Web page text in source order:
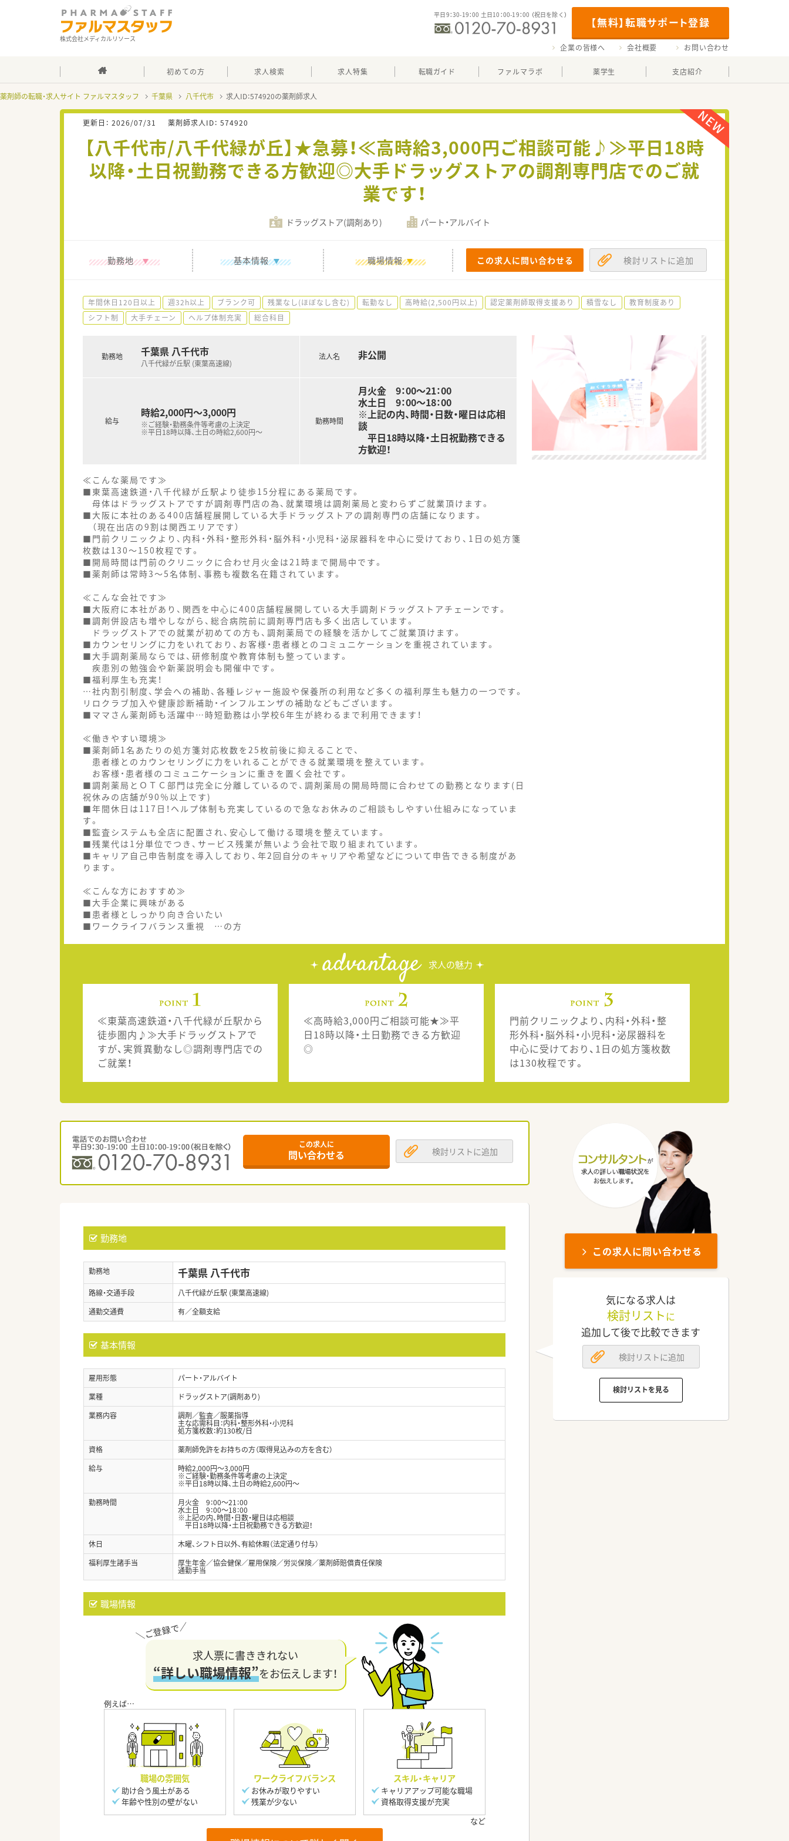
株式会社メディカルリソース
【無料】転職サポート登録
平日9：30-19：00 土日10：00-19：00 （祝日を除く）
企業の皆様へ 会社概要 お問い合わせ
初めての方 求人検索 求人特集 転職ガイド ファルマラボ 薬学生 支店紹介
薬剤師の転職・求人サイト ファルマスタッフ 千葉県 八千代市 求人ID：574920の薬剤師求人
更新日： 2026/07/31 薬剤師求人ID： 574920
【八千代市/八千代緑が丘】★急募！≪高時給3,000円ご相談可能♪≫平日18時
以降・土日祝勤務できる方歓迎◎大手ドラッグストアの調剤専門店でのご就
業です！
ドラッグストア(調剤あり) パート・アルバイト
勤務地 基本情報 職場情報 この求人に問い合わせる 検討リストに追加
年間休日120日以上 週32h以上 ブランク可 残業なし(ほぼなし含む) 転勤なし 高時給(2,500円以上) 認定薬剤師取得支援あり 積雪なし
教育制度あり
シフト制
大手チェーン ヘルプ体制充実 総合科目
勤務地 千葉県 八千代市
八千代緑が丘駅 (東葉高速線)
給与
時給2,000円～3,000円
※ご経験・勤務条件等考慮の上決定
※平日18時以降、土日の時給2,600円～
法人名 非公開
勤務時間
月火金 9：00～21：00
水土日 9：00～18：00
※上記の内、時間・日数・曜日は応相
談
平日18時以降・土日祝勤務できる
方歓迎！
≪こんな薬局です≫
■東葉高速鉄道・八千代緑が丘駅より徒歩15分程にある薬局です。
母体はドラッグストアですが調剤専門店の為、就業環境は調剤薬局と変わらずご就業頂けます。
■大阪に本社のある400店舗程展開している大手ドラッグストアの調剤専門の店舗になります。
（現在出店の9割は関西エリアです）
■門前クリニックより、内科・外科・整形外科・脳外科・小児科・泌尿器科を中心に受けており、1日の処方箋
枚数は130～150枚程です。
■開局時間は門前のクリニックに合わせ月火金は21時まで開局中です。
■薬剤師は常時3～5名体制、事務も複数名在籍されています。
≪こんな会社です≫
■大阪府に本社があり、関西を中心に400店舗程展開している大手調剤ドラッグストアチェーンです。
■調剤併設店も増やしながら、総合病院前に調剤専門店も多く出店しています。
ドラッグストアでの就業が初めての方も、調剤薬局での経験を活かしてご就業頂けます。
■カウンセリングに力をいれており、お客様・患者様とのコミュニケーションを重視されています。
■大手調剤薬局ならでは、研修制度や教育体制も整っています。
疾患別の勉強会や新薬説明会も開催中です。
■福利厚生も充実！
…社内割引制度、学会への補助、各種レジャー施設や保養所の利用など多くの福利厚生も魅力の一つです。
リロクラブ加入や健康診断補助・インフルエンザの補助などもございます。
■ママさん薬剤師も活躍中…時短勤務は小学校6年生が終わるまで利用できます！
≪働きやすい環境≫
■薬剤師1名あたりの処方箋対応枚数を25枚前後に抑えることで、
患者様とのカウンセリングに力をいれることができる就業環境を整えています。
お客様・患者様のコミュニケーションに重きを置く会社です。
■調剤薬局とＯＴＣ部門は完全に分離しているので、調剤薬局の開局時間に合わせての勤務となります(日
祝休みの店舗が90％以上です)
■年間休日は117日！ヘルプ体制も充実しているので急なお休みのご相談もしやすい仕組みになっていま
す。
■監査システムも全店に配置され、安心して働ける環境を整えています。
■残業代は1分単位でつき、サービス残業が無いよう会社で取り組まれています。
■キャリア自己申告制度を導入しており、年2回自分のキャリアや希望などについて申告できる制度があ
ります。
≪こんな方におすすめ≫
■大手企業に興味がある
■患者様としっかり向き合いたい
■ワークライフバランス重視 …の方
advantage 求人の魅力
≪東葉高速鉄道・八千代緑が丘駅から
徒歩圏内♪≫大手ドラッグストアで
すが、実質異動なし◎調剤専門店での
ご就業！
≪高時給3,000円ご相談可能★≫平
日18時以降・土日勤務できる方歓迎
◎
門前クリニックより、内科・外科・整
形外科・脳外科・小児科・泌尿器科を
中心に受けており、1日の処方箋枚数
は130枚程です。
この求人に
問い合わせる 検討リストに追加
勤務地
勤務地 千葉県 八千代市
路線・交通手段
八千代緑が丘駅 (東葉高速線)
通勤交通費
有／全額支給
基本情報
雇用形態
パート・アルバイト
業種
ドラッグストア(調剤あり)
業務内容
調剤／監査／服薬指導
主な応需科目：内科・整形外科・小児科
処方箋枚数：約130枚/日
資格
薬剤師免許をお持ちの方（取得見込みの方を含む）
給与
時給2,000円～3,000円
※ご経験・勤務条件等考慮の上決定
※平日18時以降、土日の時給2,600円～
勤務時間
月火金 9：00～21：00
水土日 9：00～18：00
※上記の内、時間・日数・曜日は応相談
平日18時以降・土日祝勤務できる方歓迎！
休日
木曜、シフト日以外、有給休暇（法定通り付与）
福利厚生諸手当
厚生年金／協会健保／雇用保険／労災保険／薬剤師賠償責任保険
通勤手当
職場情報
求人票に書ききれない
“詳しい職場情報”をお伝えします！
職場の雰囲気
助け合う風土がある
年齢や性別の壁がない
ワークライフバランス
お休みが取りやすい
残業が少ない
スキル・キャリア
キャリアアップ可能な職場
資格取得支援が充実
この求人に問い合わせる
気になる求人は
検討リスト に
追加して後で比較できます
検討リストに追加
検討リストを見る